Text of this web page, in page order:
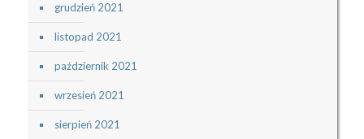
grudzień 2021
listopad 2021
październik 2021
wrzesień 2021
sierpień 2021